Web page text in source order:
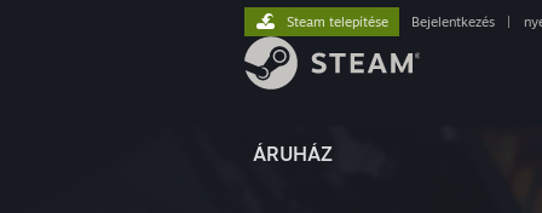
ÁRUHÁZ
Steam telepítése Bejelentkezés